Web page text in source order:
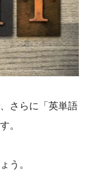
さらに「英単語
。
う。